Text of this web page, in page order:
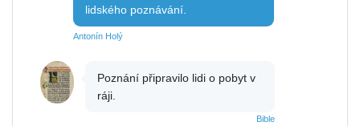
lidského poznávání.
Antonín Holý
Poznání připravilo lidi o pobyt v
ráji.
Bible